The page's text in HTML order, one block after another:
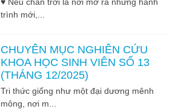
trình mới,...
CHUYÊN MỤC NGHIÊN CỨU
KHOA HỌC SINH VIÊN SỐ 13
(THÁNG 12/2025)
Tri thức giống như một đại dương mênh
mông, nơi m...